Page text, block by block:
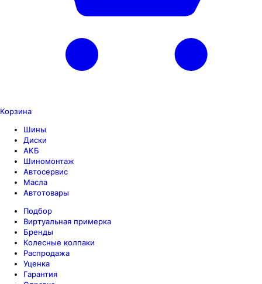
Корзина
Шины
Диски
АКБ
Шиномонтаж
Автосервис
Масла
Автотовары
Подбор
Виртуальная примерка
Бренды
Колесные колпаки
Распродажа
Уценка
Гарантия